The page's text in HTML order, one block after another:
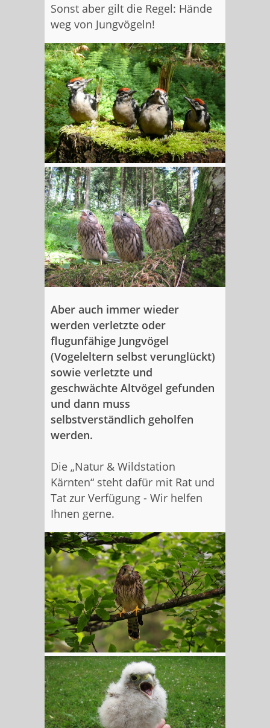
Sonst aber gilt die Regel: Hände
weg von Jungvögeln!
Aber auch immer wieder
werden verletzte oder
flugunfähige Jungvögel
(Vogeleltern selbst verunglückt)
sowie verletzte und
geschwächte Altvögel gefunden
und dann muss
selbstverständlich geholfen
werden.
Die „Natur & Wildstation
Kärnten“ steht dafür mit Rat und
Tat zur Verfügung - Wir helfen
Ihnen gerne.